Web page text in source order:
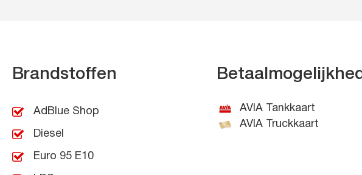
Brandstoffen
AdBlue Shop
Diesel
Euro 95 E10
AVIA Tankkaart
AVIA Truckkaart